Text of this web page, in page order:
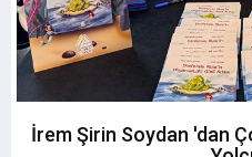
İrem Şirin Soydan 'dan